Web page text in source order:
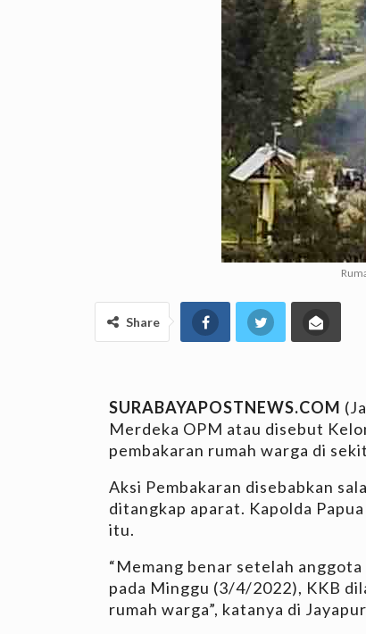
Share
SURABAYAPOSTNEWS.COM
Merdeka OPM atau disebut
pembakaran rumah warga di
Aksi Pembakaran disebabkan
ditangkap aparat. Kapolda
itu.
“Memang benar setelah
pada Minggu (3/4/2022), KKB
rumah warga”, katanya di